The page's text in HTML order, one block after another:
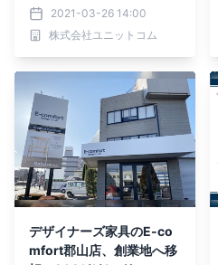
（土）より、リニューアル
オープン記念セールを開
催！
2021-03-26 14:00
株式会社ユニットコム
デザイナーズ家具のE-co
mfort郡山店、創業地へ移